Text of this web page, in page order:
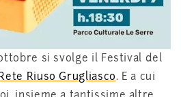
si svolge il Festival del
Riuso Grugliasco. E a cui